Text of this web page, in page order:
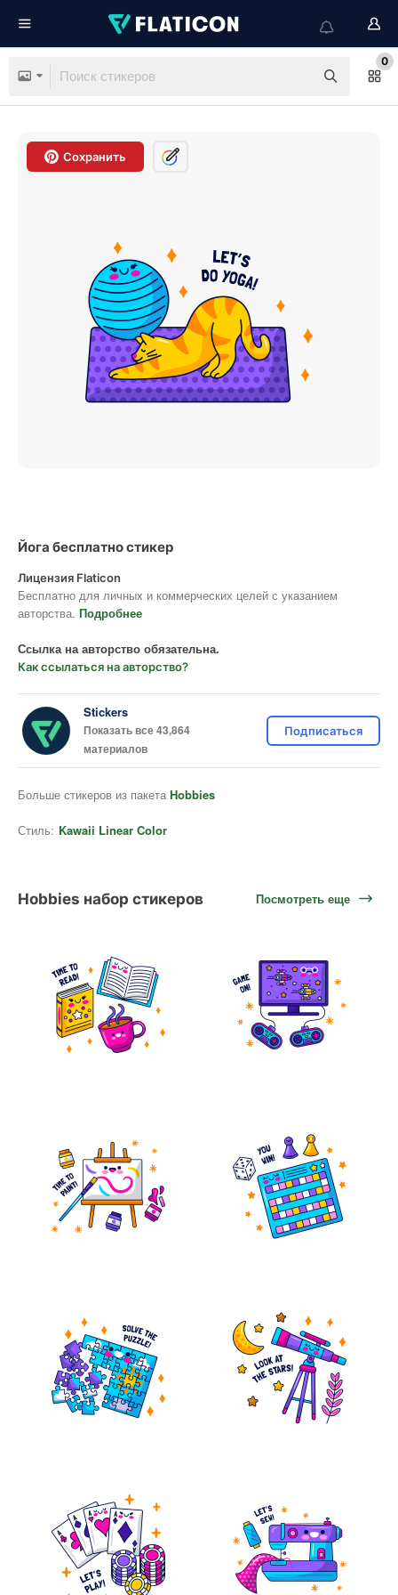
0
Сохранить
Йога бесплатно стикер
Лицензия Flaticon
Бесплатно для личных и коммерческих целей с указанием
авторства. Подробнее
Ссылка на авторство обязательна.
Как ссылаться на авторство?
Stickers
Показать все 43,864
материалов
Подписаться
Больше стикеров из пакета Hobbies
Стиль: Kawaii Linear Color
Hobbies набор стикеров Посмотреть еще